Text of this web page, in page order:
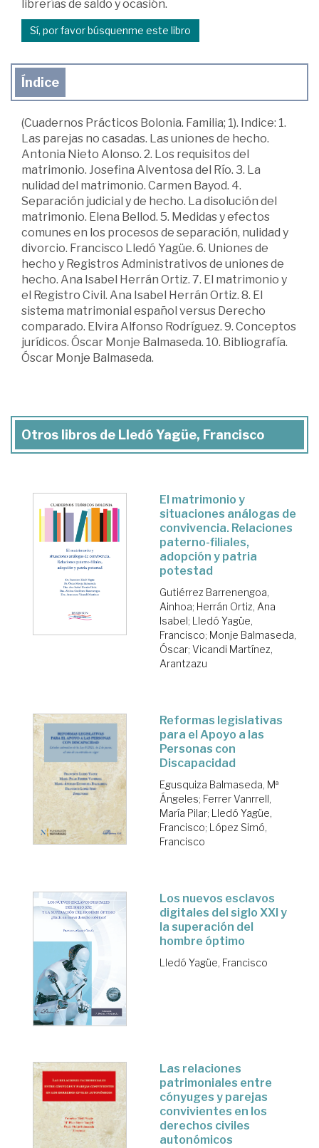
librerías de saldo y ocasión.
Sí, por favor búsquenme este libro
Índice
(Cuadernos Prácticos Bolonia. Familia; 1). Indice: 1.
Las parejas no casadas. Las uniones de hecho.
Antonia Nieto Alonso. 2. Los requisitos del
matrimonio. Josefina Alventosa del Río. 3. La
nulidad del matrimonio. Carmen Bayod. 4.
Separación judicial y de hecho. La disolución del
matrimonio. Elena Bellod. 5. Medidas y efectos
comunes en los procesos de separación, nulidad y
divorcio. Francisco Lledó Yagüe. 6. Uniones de
hecho y Registros Administrativos de uniones de
hecho. Ana Isabel Herrán Ortiz. 7. El matrimonio y
el Registro Civil. Ana Isabel Herrán Ortiz. 8. El
sistema matrimonial español versus Derecho
comparado. Elvira Alfonso Rodríguez. 9. Conceptos
jurídicos. Óscar Monje Balmaseda. 10. Bibliografía.
Óscar Monje Balmaseda.
Otros libros de Lledó Yagüe, Francisco
El matrimonio y
situaciones análogas de
convivencia. Relaciones
paterno-filiales,
adopción y patria
potestad
Gutiérrez Barrenengoa,
Ainhoa; Herrán Ortiz, Ana
Isabel; Lledó Yagüe,
Francisco; Monje Balmaseda,
Óscar; Vicandi Martínez,
Arantzazu
Reformas legislativas
para el Apoyo a las
Personas con
Discapacidad
Egusquiza Balmaseda, Mª
Ángeles; Ferrer Vanrrell,
María Pilar; Lledó Yagüe,
Francisco; López Simó,
Francisco
Los nuevos esclavos
digitales del siglo XXI y
la superación del
hombre óptimo
Lledó Yagüe, Francisco
Las relaciones
patrimoniales entre
cónyuges y parejas
convivientes en los
derechos civiles
autonómicos